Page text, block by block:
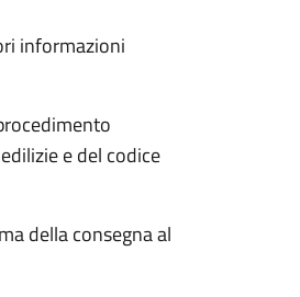
informazioni
e del codice
della consegna al